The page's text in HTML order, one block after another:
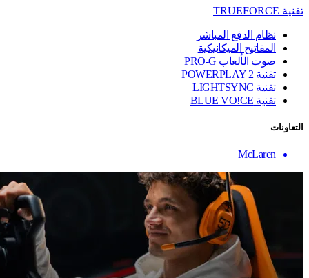
تقنية TRUEFORCE
نظام الدفع المباشر
المفاتيح الميكانيكية
صوت الألعاب PRO-G
تقنية ‏POWERPLAY 2
تقنية LIGHTSYNC
تقنية BLUE VO!CE
التعاونات
McLaren